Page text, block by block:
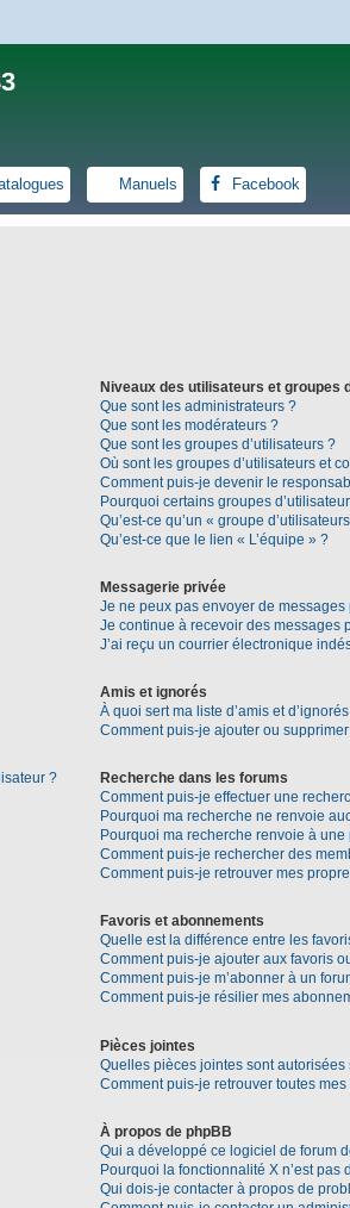
Manuels Facebook
?
Niveaux des utilisateurs et groupes
Que sont les administrateurs ?
Que sont les modérateurs ?
Que sont les groupes d’utilisateurs ?
Où sont les groupes d’utilisateurs et
Comment puis-je devenir le
Pourquoi certains groupes
Qu’est-ce qu’un « groupe
Qu’est-ce que le lien « L’équipe » ?
Messagerie privée
Je ne peux pas envoyer de messages
Je continue à recevoir des messages
J’ai reçu un courrier électronique
Amis et ignorés
À quoi sert ma liste d’amis et
Comment puis-je ajouter ou
Recherche dans les forums
Comment puis-je effectuer une
Pourquoi ma recherche ne renvoie
Pourquoi ma recherche renvoie à
Comment puis-je rechercher des
Comment puis-je retrouver mes
Favoris et abonnements
Quelle est la différence entre les
Comment puis-je ajouter aux favoris
Comment puis-je m’abonner à un
Comment puis-je résilier mes
Pièces jointes
Quelles pièces jointes sont autorisées
Comment puis-je retrouver toutes
À propos de phpBB
Qui a développé ce logiciel de forum
Pourquoi la fonctionnalité X n’est pas
Qui dois-je contacter à propos de